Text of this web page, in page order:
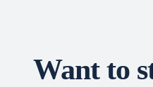
Want to